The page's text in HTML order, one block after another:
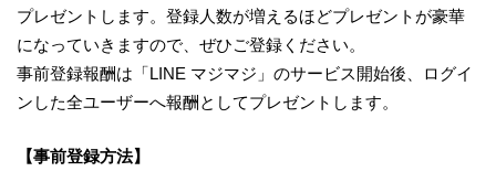
プレゼントします。登録人数が増えるほどプレゼントが豪華
になっていきますので、ぜひご登録ください。
事前登録報酬は「LINE マジマジ」のサービス開始後、ログイ
ンした全ユーザーへ報酬としてプレゼントします。
【事前登録方法】